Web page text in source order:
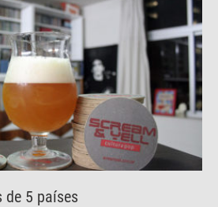
de 5 países